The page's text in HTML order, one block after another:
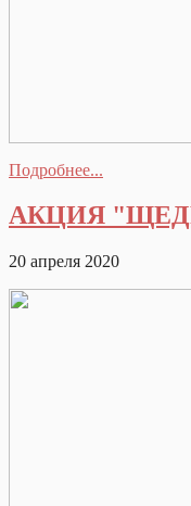
Подробнее...
АКЦИЯ
20 апреля 2020